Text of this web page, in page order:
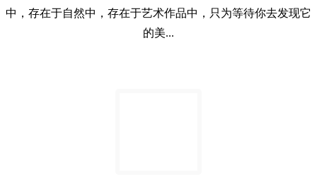
中，存在于自然中，存在于艺术作品中，只为等待你去发现它
的美...